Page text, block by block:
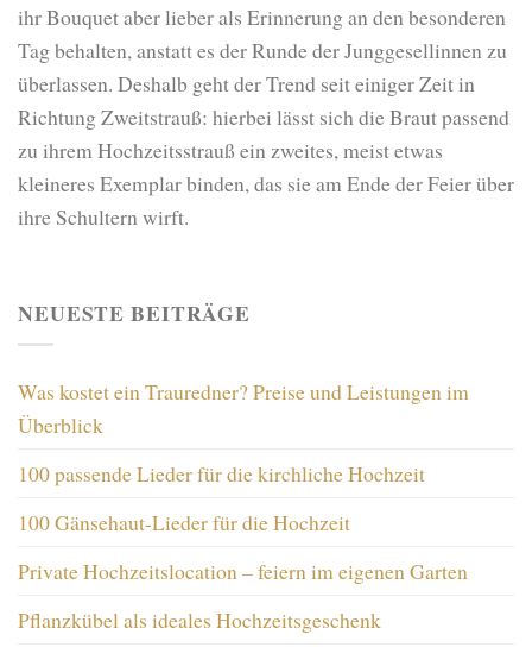
ihr Bouquet aber lieber als Erinnerung an den besonderen
Tag behalten, anstatt es der Runde der Junggesellinnen zu
überlassen. Deshalb geht der Trend seit einiger Zeit in
Richtung Zweitstrauß: hierbei lässt sich die Braut passend
zu ihrem Hochzeitsstrauß ein zweites, meist etwas
kleineres Exemplar binden, das sie am Ende der Feier über
ihre Schultern wirft.
NEUESTE BEITRÄGE
Was kostet ein Trauredner? Preise und Leistungen im
Überblick
100 passende Lieder für die kirchliche Hochzeit
100 Gänsehaut-Lieder für die Hochzeit
Private Hochzeitslocation – feiern im eigenen Garten
Pflanzkübel als ideales Hochzeitsgeschenk